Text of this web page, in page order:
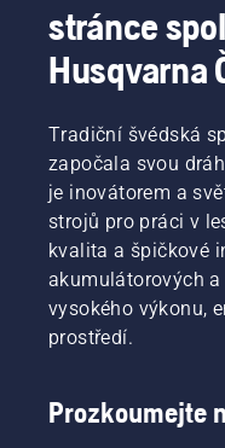
stránce
Husqvarna
Tradiční švédská
započala svou
je inovátorem a
strojů pro práci v
kvalita a špičkové
akumulátorových
vysokého výkonu,
prostředí.
Prozkoumejte